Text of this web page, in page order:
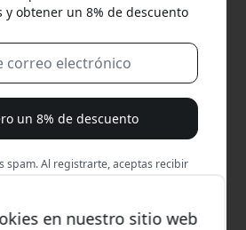
en nuestro sitio web
y obtener un 8% de descuento
un 8% de descuento
spam. Al registrarte, aceptas recibir